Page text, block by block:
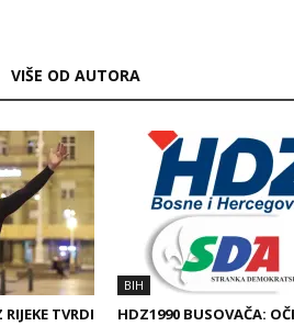
VIŠE OD AUTORA
TVRDI
BIH
HDZ1990 BUSOVAČA: